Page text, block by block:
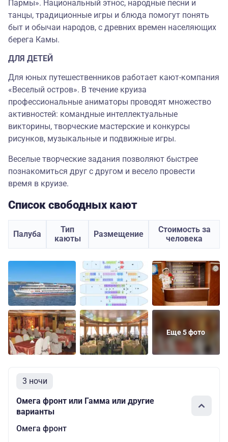
Пармы». Национальный этнос, народные песни и
танцы, традиционные игры и блюда помогут понять
быт и обычаи народов, с древних времен населяющих
берега Камы.
ДЛЯ ДЕТЕЙ
Для юных путешественников работает кают-компания
«Веселый остров». В течение круиза
профессиональные аниматоры проводят множество
активностей: командные интеллектуальные
викторины, творческие мастерские и конкурсы
рисунков, музыкальные и подвижные игры.
Веселые творческие задания позволяют быстрее
познакомиться друг с другом и весело провести
время в круизе.
Список свободных кают
Палуба
Тип
каюты
Размещение
Стоимость за
человека
Еще 5 фото
3 ночи
Омега фронт или Гамма или другие
варианты
Омега фронт